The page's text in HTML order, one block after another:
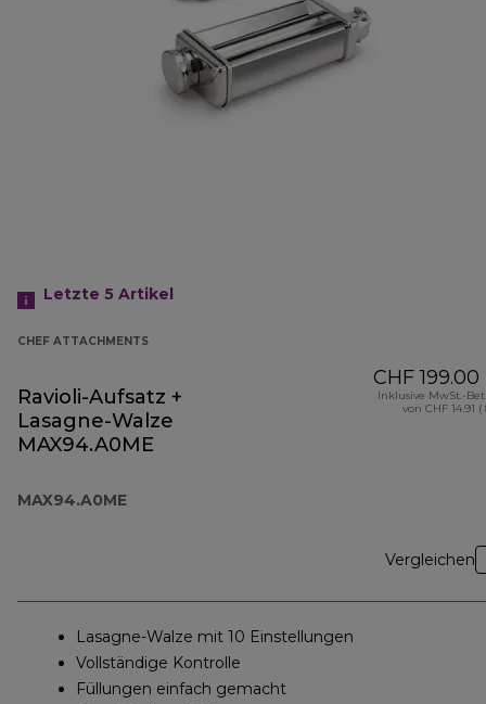
Letzte 5 Artikel
CHEF ATTACHMENTS
Ravioli-Aufsatz +
Lasagne-Walze
MAX94.A0ME
MAX94.A0ME
CHF 199.00
Inklusive MwSt.-
von CHF 14.91 (
Vergleichen
Lasagne-Walze mit 10 Einstellungen
Vollständige Kontrolle
Füllungen einfach gemacht